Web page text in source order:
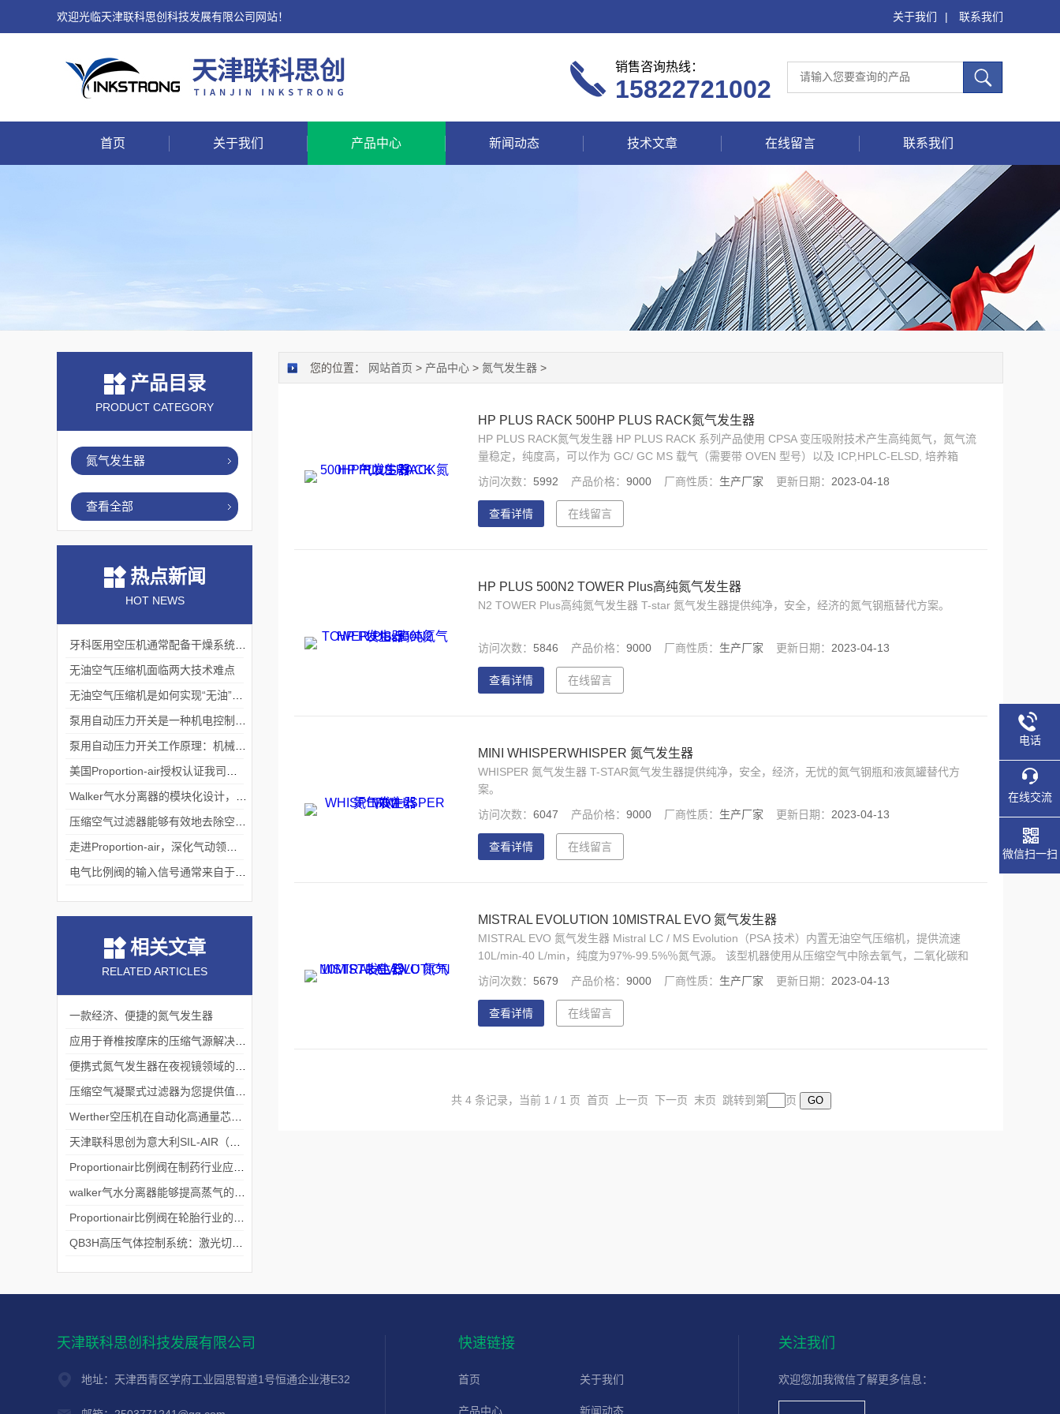
欢迎光临天津联科思创科技发展有限公司网站！ 关于我们 | 联系我们
销售咨询热线：
15822721002
首页 关于我们 产品中心 新闻动态 技术文章 在线留言 联系我们
产品目录
PRODUCT CATEGORY
氮气发生器
查看全部
热点新闻
HOT NEWS
无油空气压缩机面临两大技术难点
相关文章
RELATED ARTICLES
一款经济、便捷的氮气发生器
您的位置： 网站首页 > 产品中心 > 氮气发生器 >
HP PLUS RACK 500HP PLUS RACK氮气发生器
HP PLUS RACK氮气发生器 HP PLUS RACK 系列产品使用 CPSA 变压吸附技术产生高纯氮气，氮气流
量稳定，纯度高，可以作为 GC/ GC MS 载气（需要带 OVEN 型号）以及 ICP,HPLC-ELSD, 培养箱
,TGA,DSC 等仪器的氮气气源 标准 19 寸机架设计，可以直接安装在机柜中。
访问次数： 5992 产品价格：9000 厂商性质： 生产厂家 更新日期： 2023-04-18
查看详情 在线留言
HP PLUS 500N2 TOWER Plus高纯氮气发生器
N2 TOWER Plus高纯氮气发生器 T-star 氮气发生器提供纯净，安全，经济的氮气钢瓶替代方案。
访问次数： 5846 产品价格：9000 厂商性质： 生产厂家 更新日期： 2023-04-13
查看详情 在线留言
MINI WHISPERWHISPER 氮气发生器
WHISPER 氮气发生器 T-STAR氮气发生器提供纯净，安全，经济，无忧的氮气钢瓶和液氮罐替代方
案。
访问次数：6047 产品价格：9000 厂商性质： 生产厂家 更新日期： 2023-04-13
查看详情 在线留言
MISTRAL EVOLUTION 10MISTRAL EVO 氮气发生器
MISTRAL EVO 氮气发生器 Mistral LC / MS Evolution（PSA 技术）内置无油空气压缩机，提供流速
10L/min-40 L/min，纯度为97%-99.5%％氮气源。 该型机器使用从压缩空气中除去氧气，二氧化碳和
水的变压吸附（PSA）系统，产生的氮气用于如LC / MS 技术和其他需要惰性气体的应用。
访问次数： 5679 产品价格：9000 厂商性质： 生产厂家 更新日期： 2023-04-13
查看详情 在线留言
共 4 条记录，当前 1 / 1 页 首页 上一页 下一页 末页 跳转到第 页
天津联科思创科技发展有限公司
地址：天津西青区学府工业园思智道1号恒通企业港E32
快速链接
首页 关于我们
产品中心 新闻动态
关注我们
欢迎您加我微信了解更多信息：
电话
在线交流
微信扫一扫